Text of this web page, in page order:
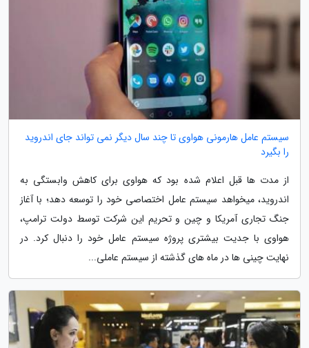
سیستم عامل هارمونی هواوی تا چند سال دیگر نمی تواند جای اندروید
را بگیرد
از مدت ها قبل اعلام شده بود که هواوی برای کاهش وابستگی به
اندروید، میخواهد سیستم عامل اختصاصی خود را توسعه دهد؛ با آغاز
جنگ تجاری آمریکا و چین و تحریم این شرکت توسط دولت ترامپ،
هواوی با جدیت بیشتری پروژه سیستم عامل خود را دنبال کرد. در
نهایت چینی ها در ماه های گذشته از سیستم عاملی...